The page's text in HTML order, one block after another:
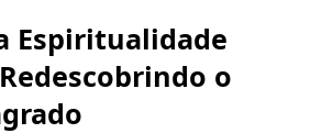
Espiritualidade
o